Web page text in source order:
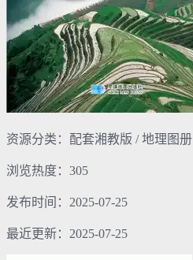
资源分类：配套湘教版 / 地理图册
浏览热度：305
发布时间：2025-07-25
最近更新：2025-07-25